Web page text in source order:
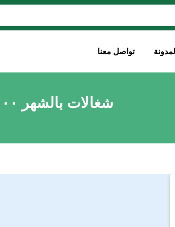
المدونة تواصل معنا
شغالات بالشهر ١٠٠٠